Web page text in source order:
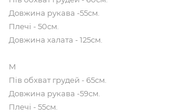
Довжина рукава -55см.
Плечі - 50см.
Довжина халата - 125см.
М
Пів обхват грудей - 65см.
Довжина рукава -59см.
Плечі - 55см.